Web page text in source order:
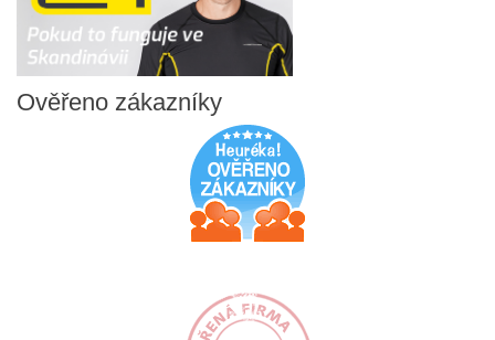
Ověřeno zákazníky